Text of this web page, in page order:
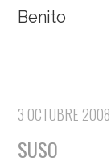
Benito
3 OCTUBRE 2008
SUSO